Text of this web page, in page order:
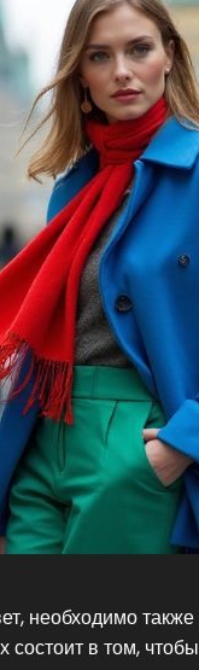
необходимо
состоит в том,